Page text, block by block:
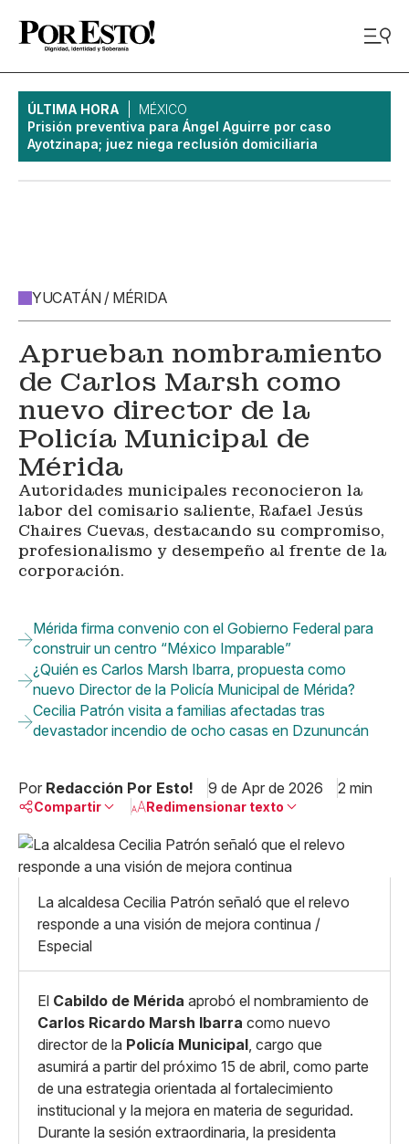
ÚLTIMA HORA
MÉXICO
Prisión preventiva para Ángel Aguirre por caso
Ayotzinapa; juez niega reclusión domiciliaria
YUCATÁN / MÉRIDA
Aprueban nombramiento
de Carlos Marsh como
nuevo director de la
Policía Municipal de
Mérida
Autoridades municipales reconocieron la
labor del comisario saliente, Rafael Jesús
Chaires Cuevas, destacando su compromiso,
profesionalismo y desempeño al frente de la
corporación.
Mérida firma convenio con el Gobierno Federal para
construir un centro “México Imparable”
¿Quién es Carlos Marsh Ibarra, propuesta como
nuevo Director de la Policía Municipal de Mérida?
Cecilia Patrón visita a familias afectadas tras
devastador incendio de ocho casas en Dzununcán
Por Redacción Por Esto! 9 de Apr de 2026 2 min
Compartir
Linkedin
X
Whatsapp
Copiar enlace
Redimensionar texto
Pequeño
Mediano
Grande
La alcaldesa Cecilia Patrón señaló que el relevo
responde a una visión de mejora continua /
Especial
El Cabildo de Mérida aprobó el nombramiento de
Carlos Ricardo Marsh Ibarra como nuevo
director de la Policía Municipal, cargo que
asumirá a partir del próximo 15 de abril, como parte
de una estrategia orientada al fortalecimiento
institucional y la mejora en materia de seguridad.
Durante la sesión extraordinaria, la presidenta